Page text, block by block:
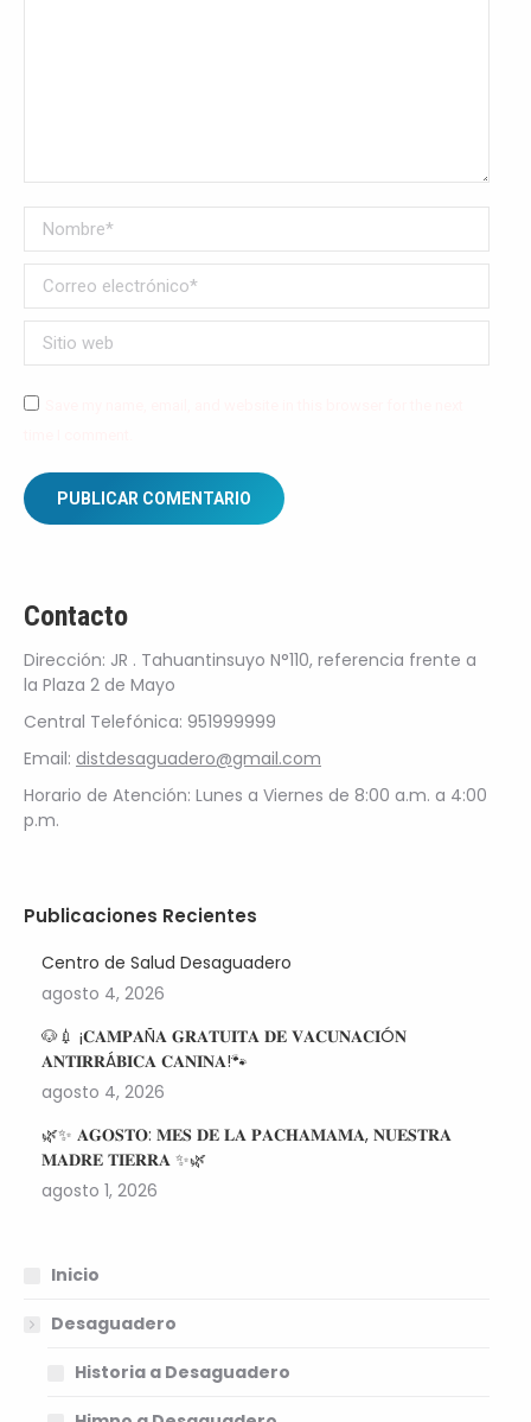
Nombre *
Correo electrónico *
Sitio web
PUBLICAR COMENTARIO
Contacto
Dirección: JR . Tahuantinsuyo N°110, referencia frente a
la Plaza 2 de Mayo
Central Telefónica: 951999999
Email: distdesaguadero@gmail.com
Horario de Atención: Lunes a Viernes de 8:00 a.m. a 4:00
p.m.
Publicaciones Recientes
Centro de Salud Desaguadero
agosto 4, 2026
🐶💉 ¡𝐂𝐀𝐌𝐏𝐀Ñ𝐀 𝐆𝐑𝐀𝐓𝐔𝐈𝐓𝐀 𝐃𝐄 𝐕𝐀𝐂𝐔𝐍𝐀𝐂𝐈Ó𝐍
𝐀𝐍𝐓𝐈𝐑𝐑Á𝐁𝐈𝐂𝐀 𝐂𝐀𝐍𝐈𝐍𝐀!🐾
agosto 4, 2026
🌿✨ 𝐀𝐆𝐎𝐒𝐓𝐎: 𝐌𝐄𝐒 𝐃𝐄 𝐋𝐀 𝐏𝐀𝐂𝐇𝐀𝐌𝐀𝐌𝐀, 𝐍𝐔𝐄𝐒𝐓𝐑𝐀
𝐌𝐀𝐃𝐑𝐄 𝐓𝐈𝐄𝐑𝐑𝐀 ✨🌿
agosto 1, 2026
Inicio
Desaguadero
Historia a Desaguadero